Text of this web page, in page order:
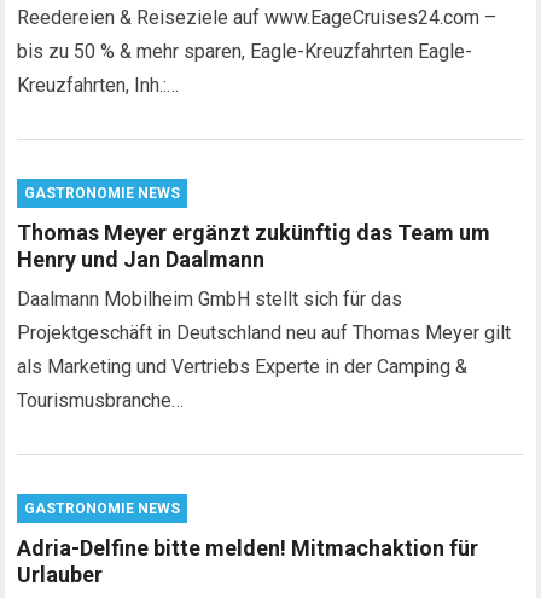
Reedereien & Reiseziele auf www.EageCruises24.com –
bis zu 50 % & mehr sparen, Eagle-Kreuzfahrten Eagle-
Kreuzfahrten, Inh.:…
GASTRONOMIE NEWS
Thomas Meyer ergänzt zukünftig das Team um
Henry und Jan Daalmann
Daalmann Mobilheim GmbH stellt sich für das
Projektgeschäft in Deutschland neu auf Thomas Meyer gilt
als Marketing und Vertriebs Experte in der Camping &
Tourismusbranche…
GASTRONOMIE NEWS
Adria-Delfine bitte melden! Mitmachaktion für
Urlauber